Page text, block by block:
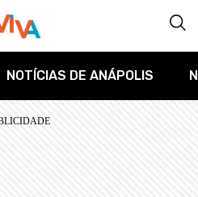
NOTÍCIAS DE ANÁPOLIS